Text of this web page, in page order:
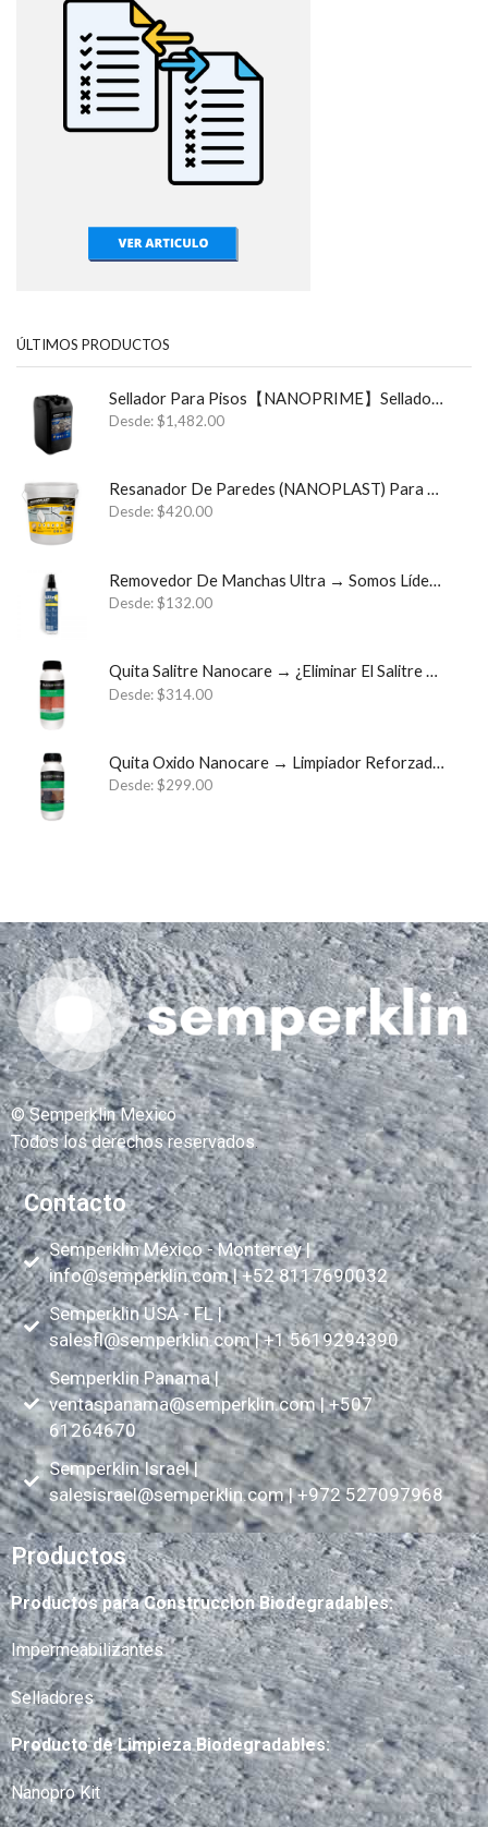
ÚLTIMOS PRODUCTOS
Sellador Para Pisos【NANOPRIME】Sellador Para Estructuras y Cimientos ✓
Desde:$1,482.00
Resanador De Paredes (NANOPLAST) Para Sistemas Impermeables
Desde:$420.00
Removedor De Manchas Ultra → Somos Líder Monterrey Semperklin
Desde:$132.00
Quita Salitre Nanocare → ¿Eliminar El Salitre Para Siempre? ✓
Desde:$314.00
Quita Oxido Nanocare → Limpiador Reforzado Quita Óxido ✓
Desde:$299.00
© Semperklin Mexico
Todos los derechos reservados.
Contacto
Semperklin México - Monterrey |
info@semperklin.com| +52 8117690032
Semperklin USA - FL |
salesfl@semperklin.com| +1 5619294390
Semperklin Panama |
ventaspanama@semperklin.com| +507
61264670
Semperklin Israel |
salesisrael@semperklin.com| +972 527097968
Productos
Productos para Construccion Biodegradables:
Impermeabilizantes
Selladores
Producto de Limpieza Biodegradables:
Nanopro Kit